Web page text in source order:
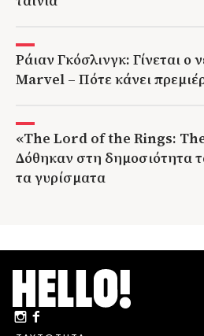
Ράιαν Γκόσλινγκ: Γίνεται
Marvel – Πότε κάνει
«The Lord of the Rings:
Δόθηκαν στη δημοσιότητα
τα γυρίσματα